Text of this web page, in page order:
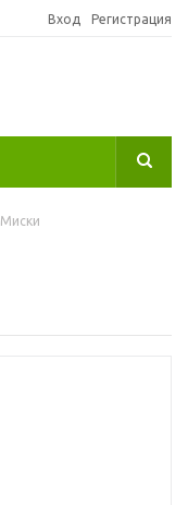
Вход Регистрация
Миски